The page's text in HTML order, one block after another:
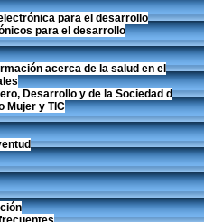
para el desarrollo
para el desarrollo
acerca de la salud en el
Desarrollo y de la Sociedad d
Mujer y TIC